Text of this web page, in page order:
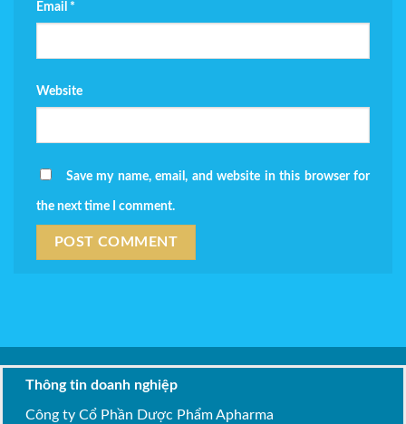
Email *
Website
Save my name, email, and website in this browser for
the next time I comment.
Thông tin doanh nghiệp
Công ty Cổ Phần Dược Phẩm Apharma